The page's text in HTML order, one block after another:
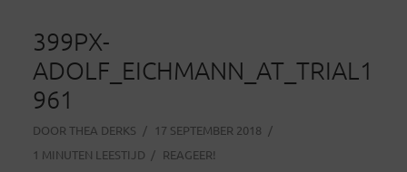
399PX-
ADOLF_EICHMANN_AT_TRIAL1
961
DOOR THEA DERKS
17 SEPTEMBER 2018
1 MINUTEN LEESTIJD
REAGEER!